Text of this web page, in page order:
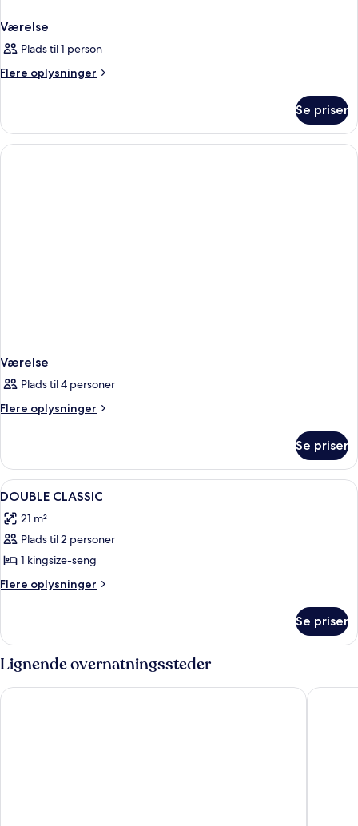
Værelse
Plads til 1 person
Flere oplysninger
Flere
Se priser
Værelse
Plads til 4 personer
Flere oplysninger
Flere
Se priser
Indlæs
alle
billeder
af
DOUBLE
CLASSIC
Et hotelværelse med en seng, et
6
DOUBLE CLASSIC
21 m²
Plads til 2 personer
1 kingsize-seng
Flere oplysninger
Flere
CLASSIC
Se priser
Lignende overnatningssteder
Hotel IMLAUER & Bräu